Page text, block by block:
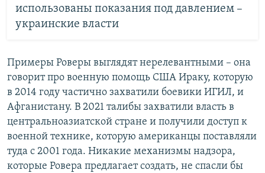
использованы показания под давлением –
украинские власти
Примеры Роверы выглядят нерелевантными – она
говорит про военную помощь США Ираку, которую
в 2014 году частично захватили боевики ИГИЛ, и
Афганистану. В 2021 талибы захватили власть в
центральноазиатской стране и получили доступ к
военной технике, которую американцы поставляли
туда с 2001 года. Никакие механизмы надзора,
которые Ровера предлагает создать, не спасли бы